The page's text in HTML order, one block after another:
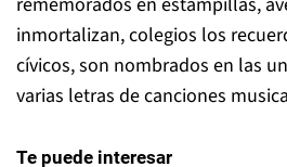
inmortalizan, colegios los
cívicos, son nombrados en las
varias letras de canciones
Te puede interesar